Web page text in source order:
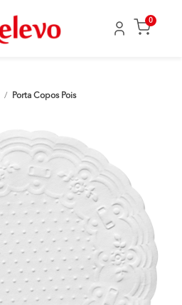
0
/ Porta Copos Pois